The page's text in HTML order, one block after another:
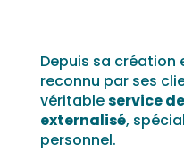
Depuis sa création
reconnu par ses
véritableservice
externalisé,
personnel.